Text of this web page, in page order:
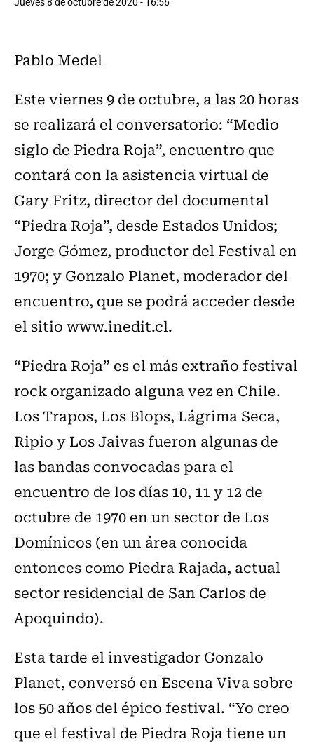
Pablo Medel
Este viernes 9 de octubre, a las 20 horas
se realizará el conversatorio: “Medio
siglo de Piedra Roja”, encuentro que
contará con la asistencia virtual de
Gary Fritz, director del documental
“Piedra Roja”, desde Estados Unidos;
Jorge Gómez, productor del Festival en
1970; y Gonzalo Planet, moderador del
encuentro, que se podrá acceder desde
el sitio www.inedit.cl.
“Piedra Roja” es el más extraño festival
rock organizado alguna vez en Chile.
Los Trapos, Los Blops, Lágrima Seca,
Ripio y Los Jaivas fueron algunas de
las bandas convocadas para el
encuentro de los días 10, 11 y 12 de
octubre de 1970 en un sector de Los
Domínicos (en un área conocida
entonces como Piedra Rajada, actual
sector residencial de San Carlos de
Apoquindo).
Esta tarde el investigador Gonzalo
Planet, conversó en Escena Viva sobre
los 50 años del épico festival. “Yo creo
que el festival de Piedra Roja tiene un